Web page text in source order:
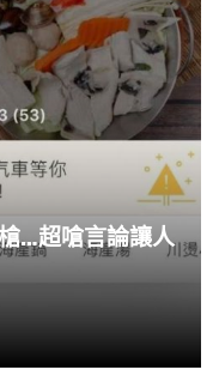
闆井上表示自己已盡
體狀況，關店後很有
…超嗆言論讓人